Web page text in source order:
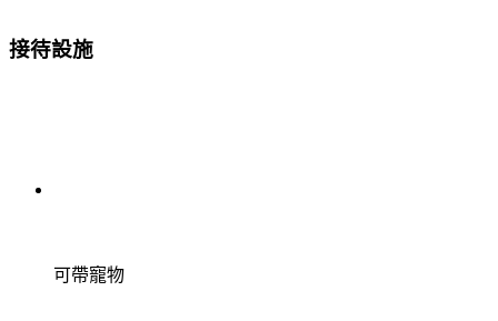
接待設施
可帶寵物